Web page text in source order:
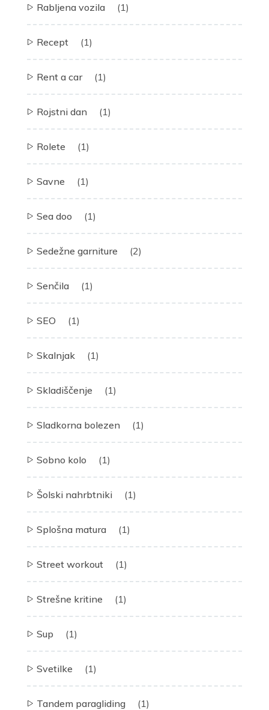
Rabljena vozila (1)
Recept (1)
Rent a car (1)
Rojstni dan (1)
Rolete (1)
Savne (1)
Sea doo (1)
Sedežne garniture (2)
Senčila (1)
SEO (1)
Skalnjak (1)
Skladiščenje (1)
Sladkorna bolezen (1)
Sobno kolo (1)
Šolski nahrbtniki (1)
Splošna matura (1)
Street workout (1)
Strešne kritine (1)
Sup (1)
Svetilke (1)
Tandem paragliding (1)